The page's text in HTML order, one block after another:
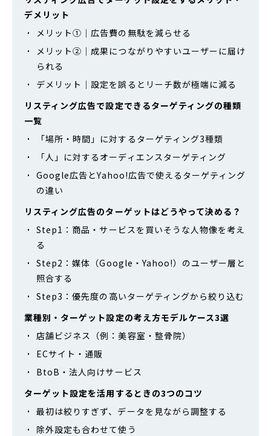
デメリット
メリット①｜広告費の無駄を減らせる
メリット②｜成果につながりやすいユーザーに届け
られる
デメリット｜設定を誤るとリーチ数が極端に減る
リスティング広告で設定できるターゲティングの種類
一覧
「場所・時間」に対するターゲティング3種類
「人」に対するオーディエンスターゲティング
Google広告とYahoo!広告で使えるターゲティング
の違い
リスティング広告のターゲットはどうやって決める？
Step1：商品・サービスを買いそうな人物像を考え
る
Step2：媒体（Google・Yahoo!）のユーザー層と
照合する
Step3：優先度の高いターゲティングから絞り込む
業種別・ターゲット設定の考え方モデルケース3選
店舗ビジネス（例：美容室・整骨院）
ECサイト・通販
BtoB・法人向けサービス
ターゲット設定を活用するときの3つのコツ
最初は絞りすぎず、データを見ながら調整する
除外設定も合わせて使う